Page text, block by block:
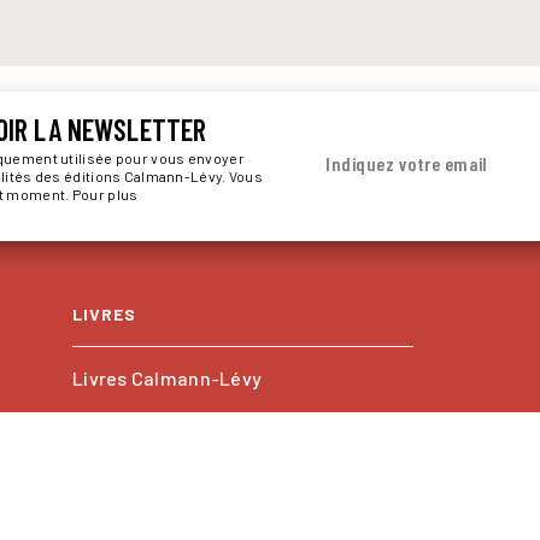
LA NEWSLETTER
utilisée pour vous envoyer
des éditions Calmann-Lévy. Vous
moment. Pour plus
Indiquez votre email
LIVRES
Livres Calmann-Lévy